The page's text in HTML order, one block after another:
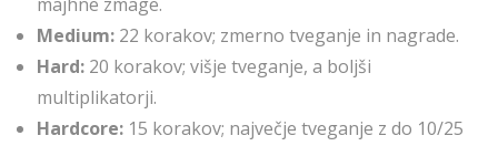
majhne zmage.
Medium: 22 korakov; zmerno tveganje in nagrade.
Hard: 20 korakov; višje tveganje, a boljši
multiplikatorji.
Hardcore: 15 korakov; največje tveganje z do 10/25